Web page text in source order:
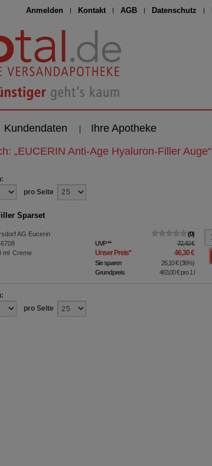
Anmelden Kontakt AGB Datenschutz
Kundendaten Ihre Apotheke
„EUCERIN Anti-Age Hyaluron-Filler Auge“
pro Seite
Sparset
AG Eucerin
ml Creme
0
UVP** 72,40 €
Unser Preis* 46,30 €
Sie sparen 26,10 €(36%)
Grundpreis
463,00 €pro 1 l
pro Seite